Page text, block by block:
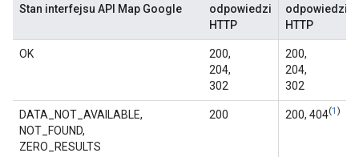
Stan interfejsu API Map Google
odpowiedzi
HTTP
odpowiedzi
HTTP
OK
200,
204,
302
200,
204,
302
DATA_NOT_AVAILABLE,
NOT_FOUND,
ZERO_RESULTS
200 200, 404(1 )